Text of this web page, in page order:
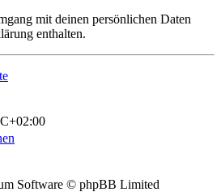
mit deinen persönlichen Daten
enthalten.
Software © phpBB Limited